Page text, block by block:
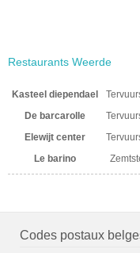
Restaurants Weerde
Kasteel diependael
De barcarolle
Elewijt center
Le barino
Codes postaux